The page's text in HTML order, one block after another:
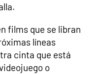
films que se libran
líneas
cinta que está
o